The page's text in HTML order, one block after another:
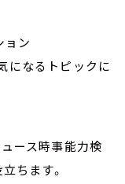
ン
になるトピックに
ース時事能力検
ちます。